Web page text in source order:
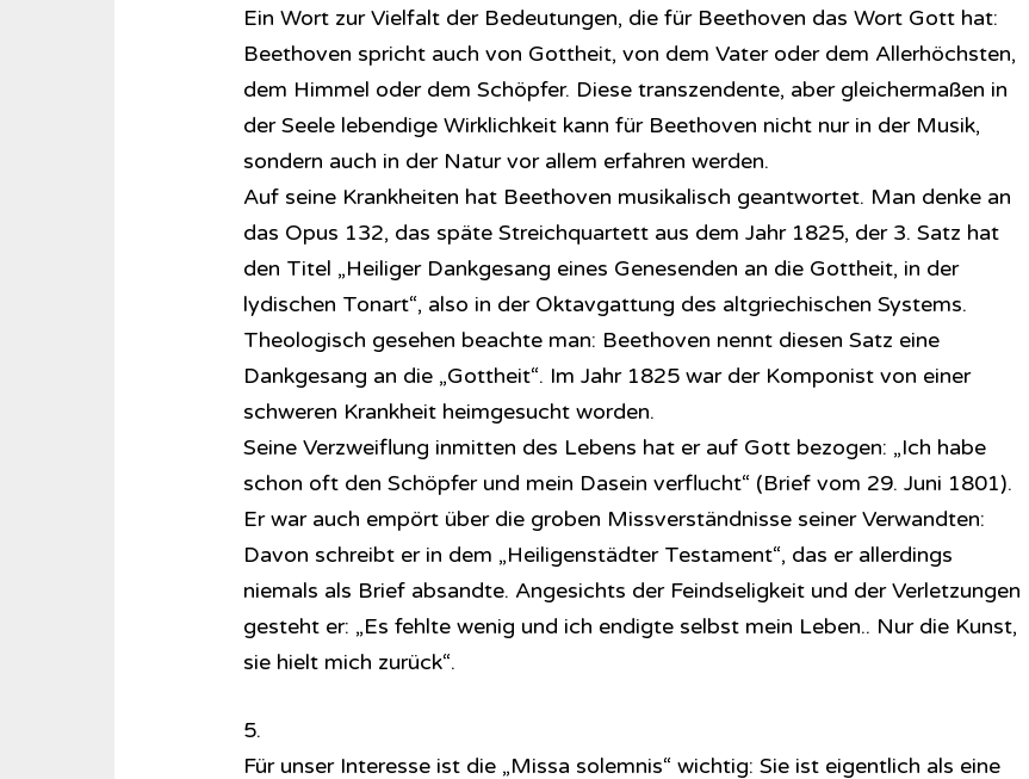
Ein Wort zur Vielfalt der Bedeutungen, die für Beethoven das Wort Gott hat:
Beethoven spricht auch von Gottheit, von dem Vater oder dem Allerhöchsten,
dem Himmel oder dem Schöpfer. Diese transzendente, aber gleichermaßen in
der Seele lebendige Wirklichkeit kann für Beethoven nicht nur in der Musik,
sondern auch in der Natur vor allem erfahren werden.
Auf seine Krankheiten hat Beethoven musikalisch geantwortet. Man denke an
das Opus 132, das späte Streichquartett aus dem Jahr 1825, der 3. Satz hat
den Titel „Heiliger Dankgesang eines Genesenden an die Gottheit, in der
lydischen Tonart“, also in der Oktavgattung des altgriechischen Systems.
Theologisch gesehen beachte man: Beethoven nennt diesen Satz eine
Dankgesang an die „Gottheit“. Im Jahr 1825 war der Komponist von einer
schweren Krankheit heimgesucht worden.
Seine Verzweiflung inmitten des Lebens hat er auf Gott bezogen: „Ich habe
schon oft den Schöpfer und mein Dasein verflucht“ (Brief vom 29. Juni 1801).
Er war auch empört über die groben Missverständnisse seiner Verwandten:
Davon schreibt er in dem „Heiligenstädter Testament“, das er allerdings
niemals als Brief absandte. Angesichts der Feindseligkeit und der Verletzungen
gesteht er: „Es fehlte wenig und ich endigte selbst mein Leben.. Nur die Kunst,
sie hielt mich zurück“.
5.
Für unser Interesse ist die „Missa solemnis“ wichtig: Sie ist eigentlich als eine